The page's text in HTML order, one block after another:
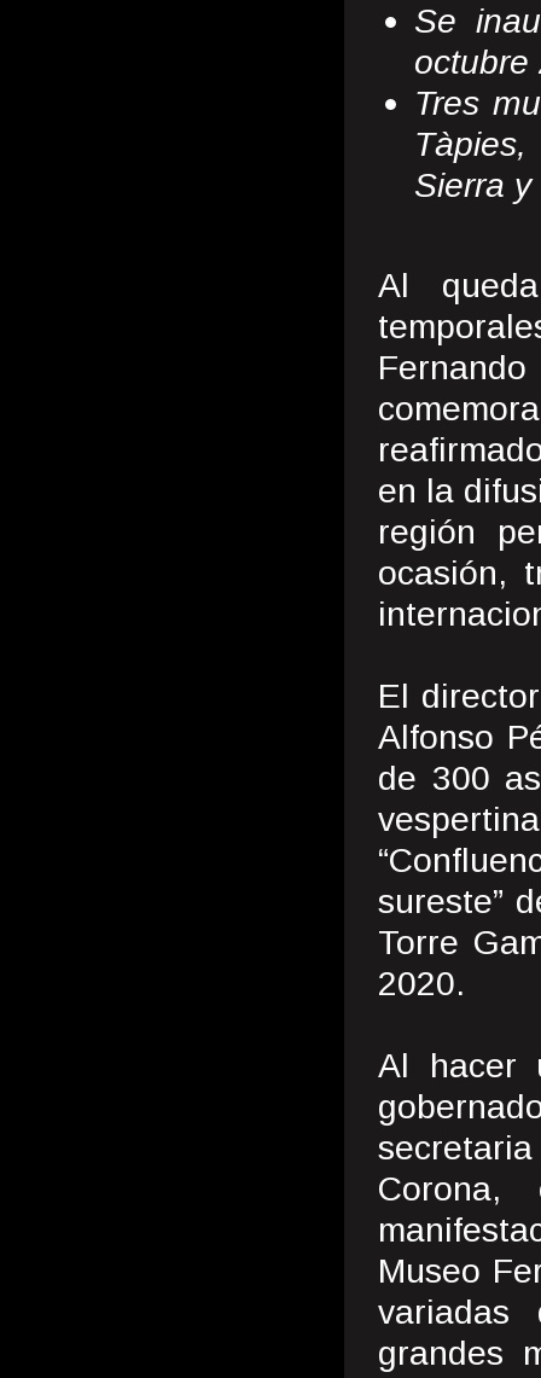
Se
octubre
Tres
Tàpies,
Sierra y
Al
en la
región
ocasión,
El
Alfonso
de 300
sureste”
Torre
2020.
Al hacer
Museo
grandes